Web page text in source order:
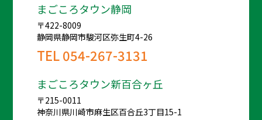
まごころタウン静岡
〒422-8009
静岡県静岡市駿河区弥生町4-26
TEL054-267-3131
まごころタウン新百合ヶ丘
〒215-0011
神奈川県川崎市麻生区百合丘3丁目15-1